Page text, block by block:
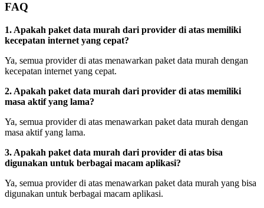
FAQ
1. Apakah paket data murah dari provider di atas memiliki
kecepatan internet yang cepat?
Ya, semua provider di atas menawarkan paket data murah dengan
kecepatan internet yang cepat.
2. Apakah paket data murah dari provider di atas memiliki
masa aktif yang lama?
Ya, semua provider di atas menawarkan paket data murah dengan
masa aktif yang lama.
3. Apakah paket data murah dari provider di atas bisa
digunakan untuk berbagai macam aplikasi?
Ya, semua provider di atas menawarkan paket data murah yang bisa
digunakan untuk berbagai macam aplikasi.